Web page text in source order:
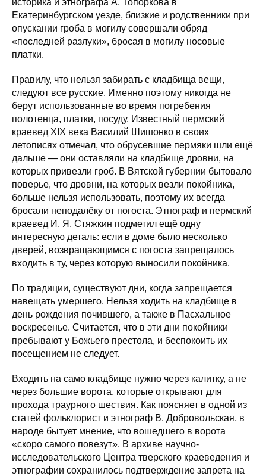
Екатеринбургском уезде, близкие и родственники при
опускании гроба в могилу совершали обряд
«последней разлуки», бросая в могилу носовые
платки.
Правилу, что нельзя забирать с кладбища вещи,
следуют все русские. Именно поэтому никогда не
берут использованные во время погребения
полотенца, платки, посуду. Известный пермский
краевед XIX века Василий Шишонко в своих
летописях отмечал, что обрусевшие пермяки шли ещё
дальше — они оставляли на кладбище дровни, на
которых привезли гроб. В Вятской губернии бытовало
поверье, что дровни, на которых везли покойника,
больше нельзя использовать, поэтому их всегда
бросали неподалёку от погоста. Этнограф и пермский
краевед И. Я. Стяжкин подметил ещё одну
интересную деталь: если в доме было несколько
дверей, возвращающимся с погоста запрещалось
входить в ту, через которую выносили покойника.
По традиции, существуют дни, когда запрещается
навещать умершего. Нельзя ходить на кладбище в
день рождения почившего, а также в Пасхальное
воскресенье. Считается, что в эти дни покойники
пребывают у Божьего престола, и беспокоить их
посещением не следует.
Входить на само кладбище нужно через калитку, а не
через большие ворота, которые открывают для
прохода траурного шествия. Как поясняет в одной из
статей фольклорист и этнограф В. Добровольская, в
народе бытует мнение, что вошедшего в ворота
«скоро самого повезут». В архиве научно-
исследовательского Центра тверского краеведения и
этнографии сохранилось подтверждение запрета на